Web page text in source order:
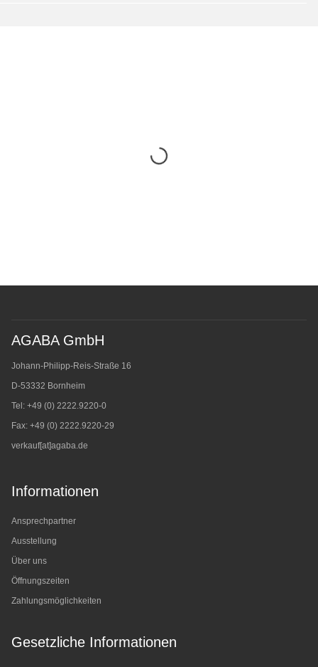
AGABA GmbH
Johann-Philipp-Reis-Straße 16
D-53332 Bornheim
Tel: +49 (0) 2222.9220-0
Fax: +49 (0) 2222.9220-29
verkauf[at]agaba.de
Informationen
Ansprechpartner
Ausstellung
Über uns
Öffnungszeiten
Zahlungsmöglichkeiten
Gesetzliche Informationen